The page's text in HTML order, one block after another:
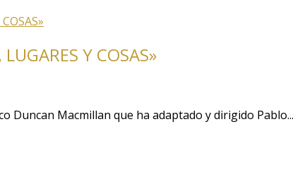
Y COSAS»
Macmillan que ha adaptado y dirigido Pablo...